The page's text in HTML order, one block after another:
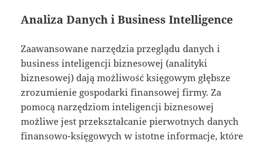
Analiza Danych i Business Intelligence
Zaawansowane narzędzia przeglądu danych i
business inteligencji biznesowej (analityki
biznesowej) dają możliwość księgowym głębsze
zrozumienie gospodarki finansowej firmy. Za
pomocą narzędziom inteligencji biznesowej
możliwe jest przekształcanie pierwotnych danych
finansowo-księgowych w istotne informacje, które